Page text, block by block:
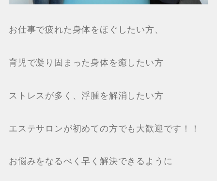
お仕事で疲れた身体をほぐしたい方、
育児で凝り固まった身体を癒したい方
ストレスが多く、浮腫を解消したい方
エステサロンが初めての方でも大歓迎です！！
お悩みをなるべく早く解決できるように